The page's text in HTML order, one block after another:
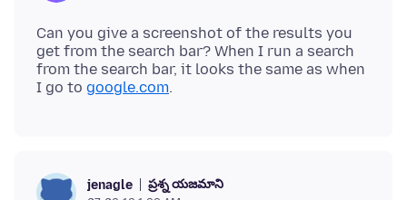
Can you give a screenshot of the results you
get from the search bar? When I run a search
from the search bar, it looks the same as when
I go to google.com
jenagle ప్రశ్న యజమాని